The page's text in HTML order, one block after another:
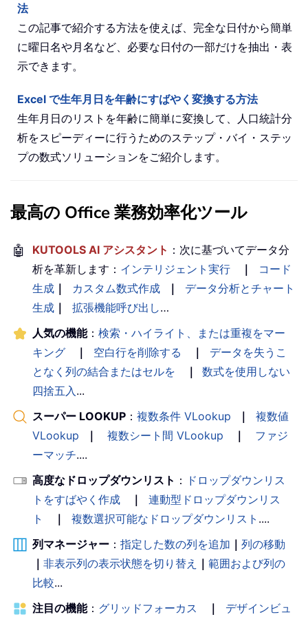
法
この記事で紹介する方法を使えば、完全な日付から簡単
に曜日名や月名など、必要な日付の一部だけを抽出・表
示できます。
Excel で生年月日を年齢にすばやく変換する方法
生年月日のリストを年齢に簡単に変換して、人口統計分
析をスピーディーに行うためのステップ・バイ・ステッ
プの数式ソリューションをご紹介します。
最高の Office 業務効率化ツール
🤖 KUTOOLS AI アシスタント ：次に基づいてデータ分
析を革新します： インテリジェント実行 ｜
コード
生成 ｜ カスタム数式作成 ｜
データ分析とチャート
生成 ｜ 拡張機能呼び出し…
人気の機能： 検索・ハイライト、または重複をマー
キング
｜ 空白行を削除する ｜
データを失うこ
となく列の結合またはセルを
｜
数式を使用しない
四捨五入 ...
スーパー LOOKUP ： 複数条件 VLookup ｜
複数値
VLookup
｜ 複数シート間 VLookup ｜
ファジ
ーマッチ....
高度なドロップダウンリスト ： ドロップダウンリス
トをすばやく作成
｜
連動型ドロップダウンリス
ト
｜ 複数選択可能なドロップダウンリスト ....
列マネージャー ： 指定した数の列を追加 ｜ 列の移動
｜ 非表示列の表示状態を切り替え ｜ 範囲および列の
比較...
注目の機能： グリッドフォーカス ｜
デザインビュ